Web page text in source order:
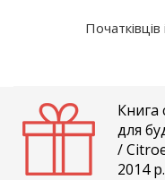
Початківців
Книга
для
/
2014 р.